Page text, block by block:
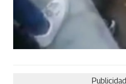
Publicidad